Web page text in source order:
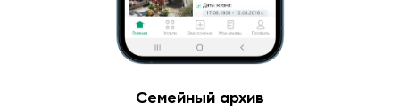
Семейный архив